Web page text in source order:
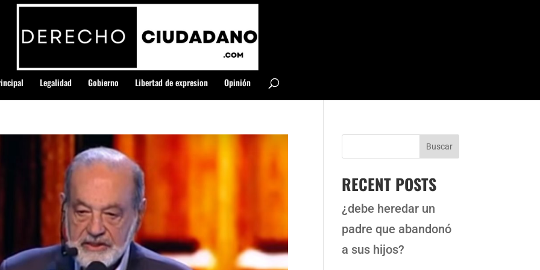
Legalidad Gobierno Libertad de expresion Opinión
Buscar
RECENT POSTS
¿debe heredar un
padre que abandonó
a sus hijos?